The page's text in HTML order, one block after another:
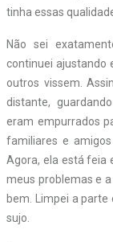
tinha essas
Não sei
continuei ajustando
outros vissem.
distante,
eram empurrados
familiares e
Agora, ela está feia
meus problemas e
bem. Limpei a parte
sujo.